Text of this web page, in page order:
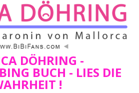
DÖHRING -
BUCH - LIES DIE
!